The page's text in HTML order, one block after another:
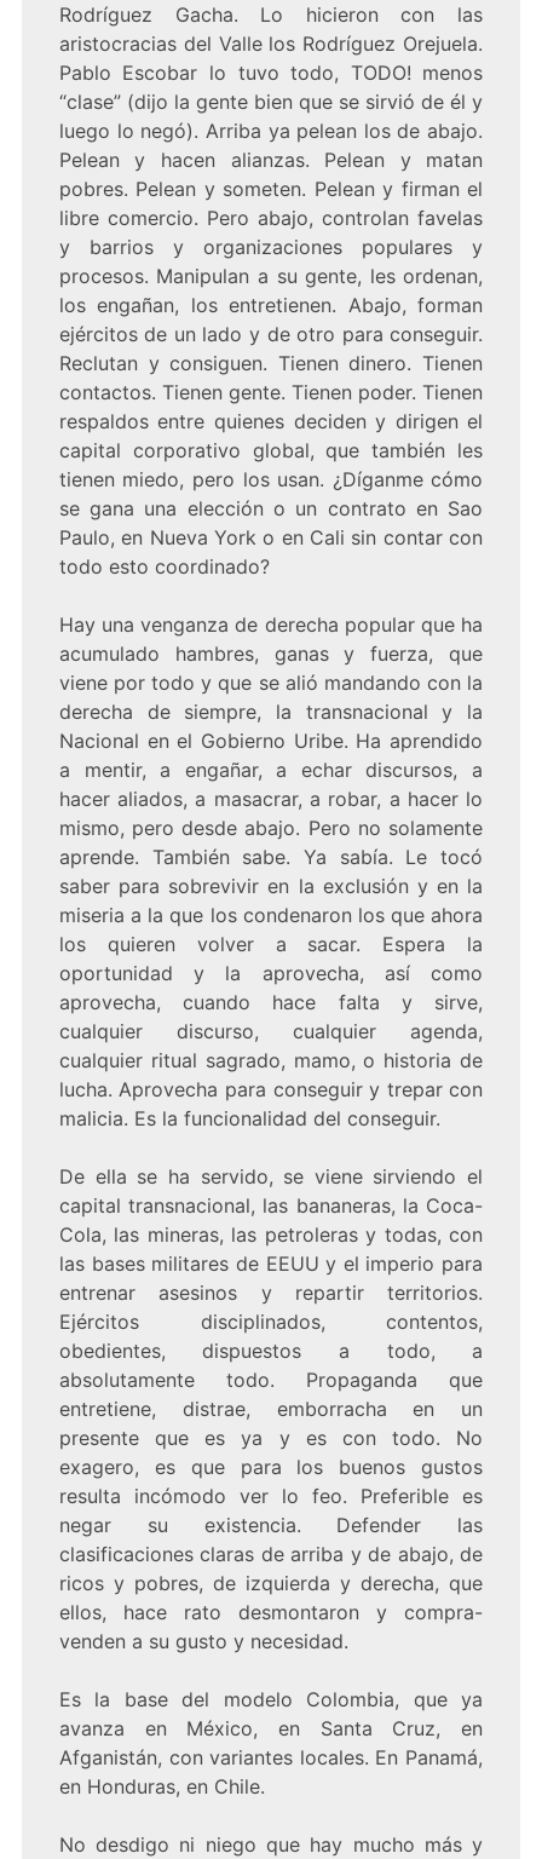
Rodríguez Gacha. Lo hicieron con las
aristocracias del Valle los Rodríguez Orejuela.
Pablo Escobar lo tuvo todo, TODO! menos
“clase” (dijo la gente bien que se sirvió de él y
luego lo negó). Arriba ya pelean los de abajo.
Pelean y hacen alianzas. Pelean y matan
pobres. Pelean y someten. Pelean y firman el
libre comercio. Pero abajo, controlan favelas
y barrios y organizaciones populares y
procesos. Manipulan a su gente, les ordenan,
los engañan, los entretienen. Abajo, forman
ejércitos de un lado y de otro para conseguir.
Reclutan y consiguen. Tienen dinero. Tienen
contactos. Tienen gente. Tienen poder. Tienen
respaldos entre quienes deciden y dirigen el
capital corporativo global, que también les
tienen miedo, pero los usan. ¿Díganme cómo
se gana una elección o un contrato en Sao
Paulo, en Nueva York o en Cali sin contar con
todo esto coordinado?
Hay una venganza de derecha popular que ha
acumulado hambres, ganas y fuerza, que
viene por todo y que se alió mandando con la
derecha de siempre, la transnacional y la
Nacional en el Gobierno Uribe. Ha aprendido
a mentir, a engañar, a echar discursos, a
hacer aliados, a masacrar, a robar, a hacer lo
mismo, pero desde abajo. Pero no solamente
aprende. También sabe. Ya sabía. Le tocó
saber para sobrevivir en la exclusión y en la
miseria a la que los condenaron los que ahora
los quieren volver a sacar. Espera la
oportunidad y la aprovecha, así como
aprovecha, cuando hace falta y sirve,
cualquier discurso, cualquier agenda,
cualquier ritual sagrado, mamo, o historia de
lucha. Aprovecha para conseguir y trepar con
malicia. Es la funcionalidad del conseguir.
De ella se ha servido, se viene sirviendo el
capital transnacional, las bananeras, la Coca-
Cola, las mineras, las petroleras y todas, con
las bases militares de EEUU y el imperio para
entrenar asesinos y repartir territorios.
Ejércitos disciplinados, contentos,
obedientes, dispuestos a todo, a
absolutamente todo. Propaganda que
entretiene, distrae, emborracha en un
presente que es ya y es con todo. No
exagero, es que para los buenos gustos
resulta incómodo ver lo feo. Preferible es
negar su existencia. Defender las
clasificaciones claras de arriba y de abajo, de
ricos y pobres, de izquierda y derecha, que
ellos, hace rato desmontaron y compra-
venden a su gusto y necesidad.
Es la base del modelo Colombia, que ya
avanza en México, en Santa Cruz, en
Afganistán, con variantes locales. En Panamá,
en Honduras, en Chile.
No desdigo ni niego que hay mucho más y